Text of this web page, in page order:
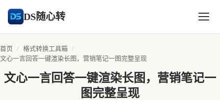
DS随心转
首页 / 格式转换工具箱 /
文心一言回答一键渲染长图，营销笔记一图完整呈现
文心一言回答一键渲染长图，营销笔记一
图完整呈现